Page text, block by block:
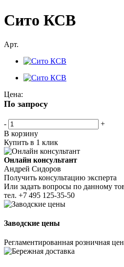
Сито КСВ
Арт.
Цена:
По запросу
-
+
В корзину
Купить в 1 клик
Онлайн консультант
Андрей Сидоров
Получить консультацию эксперта
Или задать вопросы по данному
тел. +7 495 125-35-50
Заводские цены
Регламентированная розничная